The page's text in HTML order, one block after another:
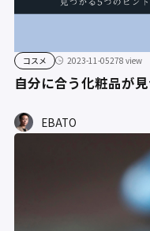
コスメ 2023-11-05278 view
自分に合う化粧品が
EBATO